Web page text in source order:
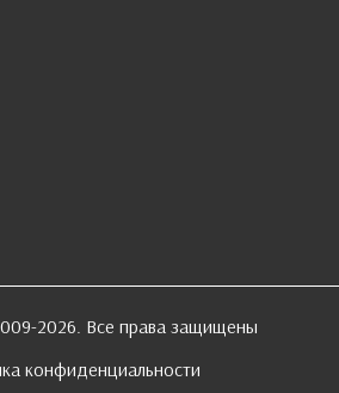
2026. Все права защищены
конфиденциальности